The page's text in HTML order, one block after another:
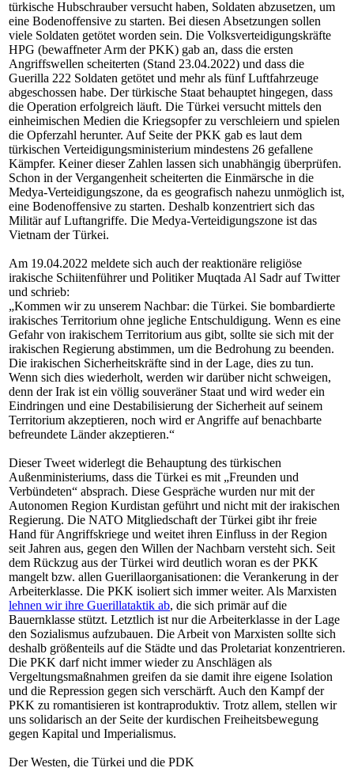
türkische Hubschrauber versucht haben, Soldaten abzusetzen, um
eine Bodenoffensive zu starten. Bei diesen Absetzungen sollen
viele Soldaten getötet worden sein. Die Volksverteidigungskräfte
HPG (bewaffneter Arm der PKK) gab an, dass die ersten
Angriffswellen scheiterten (Stand 23.04.2022) und dass die
Guerilla 222 Soldaten getötet und mehr als fünf Luftfahrzeuge
abgeschossen habe. Der türkische Staat behauptet hingegen, dass
die Operation erfolgreich läuft. Die Türkei versucht mittels den
einheimischen Medien die Kriegsopfer zu verschleiern und spielen
die Opferzahl herunter. Auf Seite der PKK gab es laut dem
türkischen Verteidigungsministerium mindestens 26 gefallene
Kämpfer. Keiner dieser Zahlen lassen sich unabhängig überprüfen.
Schon in der Vergangenheit scheiterten die Einmärsche in die
Medya-Verteidigungszone, da es geografisch nahezu unmöglich ist,
eine Bodenoffensive zu starten. Deshalb konzentriert sich das
Militär auf Luftangriffe. Die Medya-Verteidigungszone ist das
Vietnam der Türkei.
Am 19.04.2022 meldete sich auch der reaktionäre religiöse
irakische Schiitenführer und Politiker Muqtada Al Sadr auf Twitter
und schrieb:
„Kommen wir zu unserem Nachbar: die Türkei. Sie bombardierte
irakisches Territorium ohne jegliche Entschuldigung. Wenn es eine
Gefahr von irakischem Territorium aus gibt, sollte sie sich mit der
irakischen Regierung abstimmen, um die Bedrohung zu beenden.
Die irakischen Sicherheitskräfte sind in der Lage, dies zu tun.
Wenn sich dies wiederholt, werden wir darüber nicht schweigen,
denn der Irak ist ein völlig souveräner Staat und wird weder ein
Eindringen und eine Destabilisierung der Sicherheit auf seinem
Territorium akzeptieren, noch wird er Angriffe auf benachbarte
befreundete Länder akzeptieren.“
Dieser Tweet widerlegt die Behauptung des türkischen
Außenministeriums, dass die Türkei es mit „Freunden und
Verbündeten“ absprach. Diese Gespräche wurden nur mit der
Autonomen Region Kurdistan geführt und nicht mit der irakischen
Regierung. Die NATO Mitgliedschaft der Türkei gibt ihr freie
Hand für Angriffskriege und weitet ihren Einfluss in der Region
seit Jahren aus, gegen den Willen der Nachbarn versteht sich. Seit
dem Rückzug aus der Türkei wird deutlich woran es der PKK
mangelt bzw. allen Guerillaorganisationen: die Verankerung in der
Arbeiterklasse. Die PKK isoliert sich immer weiter. Als Marxisten
lehnen wir ihre Guerillataktik ab, die sich primär auf die
Bauernklasse stützt. Letztlich ist nur die Arbeiterklasse in der Lage
den Sozialismus aufzubauen. Die Arbeit von Marxisten sollte sich
deshalb größenteils auf die Städte und das Proletariat konzentrieren.
Die PKK darf nicht immer wieder zu Anschlägen als
Vergeltungsmaßnahmen greifen da sie damit ihre eigene Isolation
und die Repression gegen sich verschärft. Auch den Kampf der
PKK zu romantisieren ist kontraproduktiv. Trotz allem, stellen wir
uns solidarisch an der Seite der kurdischen Freiheitsbewegung
gegen Kapital und Imperialismus.
Der Westen, die Türkei und die PDK